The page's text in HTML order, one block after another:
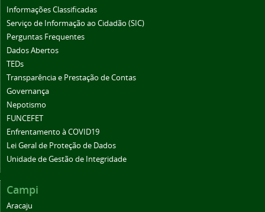
Informações Classificadas
Serviço de Informação ao Cidadão (SIC)
Perguntas Frequentes
Dados Abertos
TEDs
Transparência e Prestação de Contas
Governança
Nepotismo
FUNCEFET
Enfrentamento à COVID19
Lei Geral de Proteção de Dados
Unidade de Gestão de Integridade
Campi
Aracaju